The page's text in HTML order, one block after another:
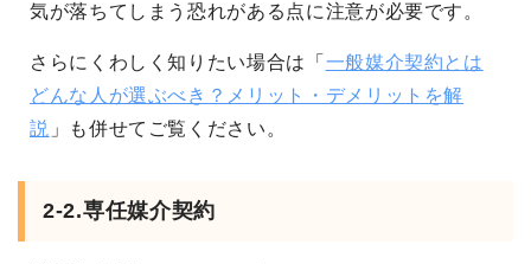
気が落ちてしまう恐れがある点に注意が必要です。
さらにくわしく知りたい場合は「 一般媒介契約とは
どんな人が選ぶべき？メリット・デメリットを解
説 」も併せてご覧ください。
2-2.専任媒介契約